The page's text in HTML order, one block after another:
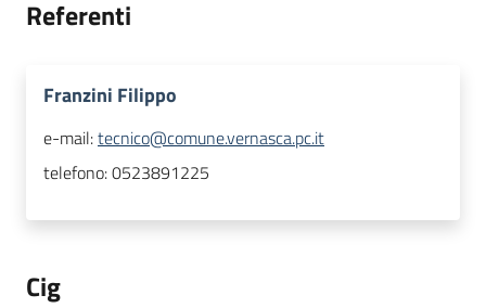
Referenti
Franzini Filippo
e-mail:tecnico@comune.vernasca.pc.it
telefono:0523891225
Cig